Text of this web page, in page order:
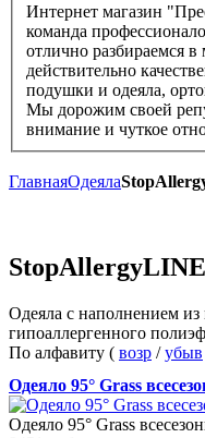
Интернет магазин
команда
отлично разбираемся в
действительно
подушки и одеяла,
Мы дорожим своей
внимание и чуткое
ГлавнаяОдеяла
Одеяла с наполнением из
гипоаллергенного
По алфавиту ( возр /убыв
Одеяло 95° Grass
Одеяло 95° Grass